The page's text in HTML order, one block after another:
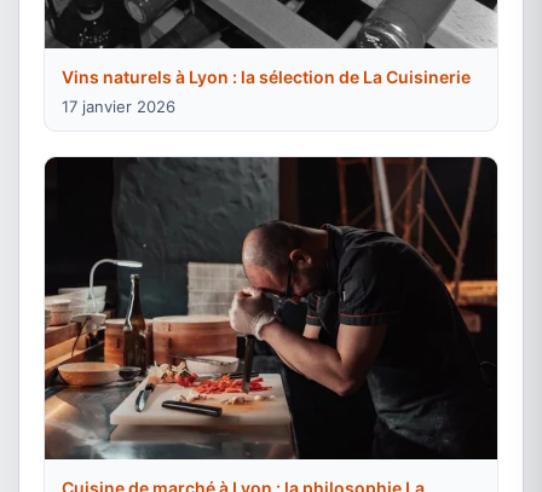
Vins naturels à Lyon : la sélection de La Cuisinerie
17 janvier 2026
Cuisine de marché à Lyon : la philosophie La